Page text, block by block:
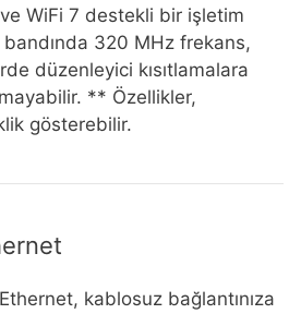
WiFi 7 destekli bir işletim
320 MHz frekans,
düzenleyici kısıtlamalara
** Özellikler,
gösterebilir.
kablosuz bağlantınıza